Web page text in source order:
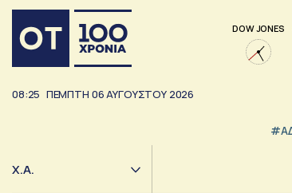
DOW JONES
08:25 ΠΕΜΠΤΗ 06ΑΥΓΟΥΣΤΟΥ 2026
Χ.Α.